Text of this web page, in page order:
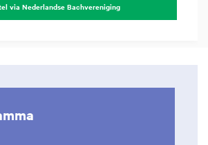
via Nederlandse Bachvereniging